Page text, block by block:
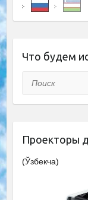
Что будем
Поиск
Проекторы
(Ўзбекча)